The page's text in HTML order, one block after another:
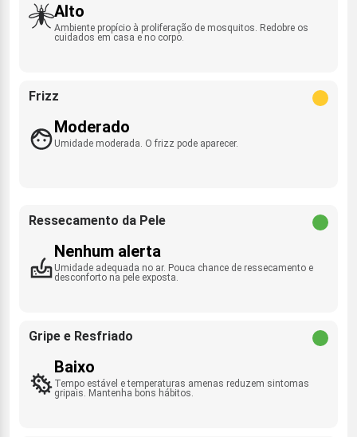
Alto
Ambiente propício à proliferação de mosquitos. Redobre os
cuidados em casa e no corpo.
Frizz
Moderado
Umidade moderada. O frizz pode aparecer.
Ressecamento da Pele
Nenhum alerta
Umidade adequada no ar. Pouca chance de ressecamento e
desconforto na pele exposta.
Gripe e Resfriado
Baixo
Tempo estável e temperaturas amenas reduzem sintomas
gripais. Mantenha bons hábitos.